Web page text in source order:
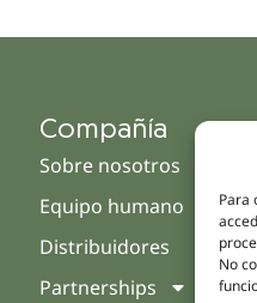
Para
No
Compañía
Sobre nosotros
Equipo humano
Distribuidores
Partnerships